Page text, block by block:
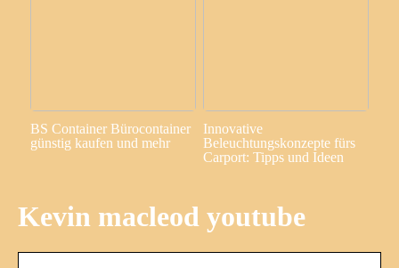
BS Container Bürocontainer
günstig kaufen und mehr
Innovative
Beleuchtungskonzepte fürs
Carport: Tipps und Ideen
Kevin macleod youtube